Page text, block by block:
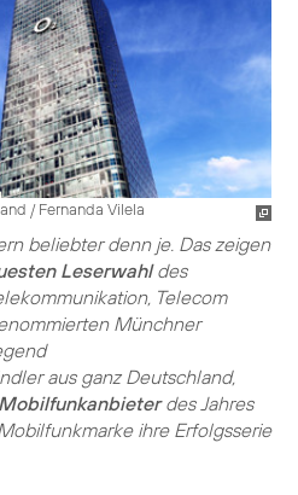
/ Fernanda Vilela
beliebter denn je. Das zeigen
Leserwahldes
Telecom
Münchner
aus ganz Deutschland,
des Jahres
ihre Erfolgsserie